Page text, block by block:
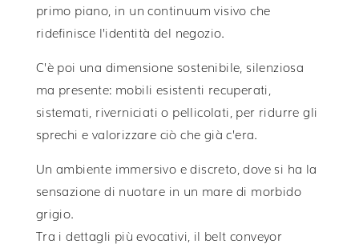
primo piano, in un continuum visivo che
ridefinisce l’identità del negozio.
C’è poi una dimensione sostenibile, silenziosa
ma presente: mobili esistenti recuperati,
sistemati, riverniciati o pellicolati, per ridurre gli
sprechi e valorizzare ciò che già c’era.
Un ambiente immersivo e discreto, dove si ha la
sensazione di nuotare in un mare di morbido
grigio.
Tra i dettagli più evocativi, il belt conveyor